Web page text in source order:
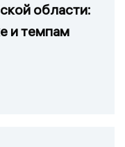
области:
и темпам